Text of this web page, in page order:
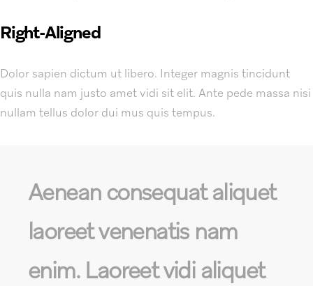
Right-Aligned
Dolor sapien dictum ut libero. Integer magnis tincidunt
quis nulla nam justo amet vidi sit elit. Ante pede massa nisi
nullam tellus dolor dui mus quis tempus.
Aenean consequat aliquet
laoreet venenatis nam
enim. Laoreet vidi aliquet